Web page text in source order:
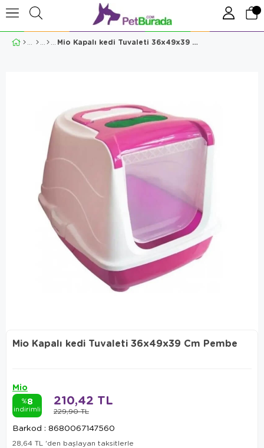
Mio Kapalı kedi Tuvaleti 36x49x39 Cm Pembe
Mio Kapalı kedi Tuvaleti 36x49x39 Cm Pembe
Mio
%8
indirimli 229,90 TL
210,42 TL
Barkod : 8680067147560
28,64 TL 'den başlayan taksitlerle